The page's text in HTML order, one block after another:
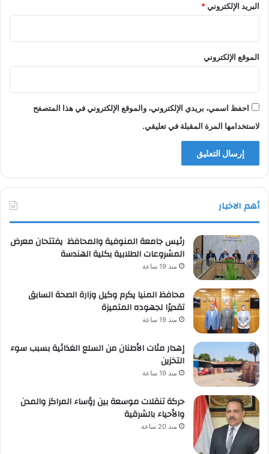
البريد الإلكتروني*
الموقع الإلكتروني
احفظ اسمي، بريدي الإلكتروني، والموقع الإلكتروني في هذا المتصفح
لاستخدامها المرة المقبلة في تعليقي.
أهم الاخبار
رئيس جامعة المنوفية والمحافظ يفتتحان معرض
المشروعات الطلابية بكلية الهندسة
منذ 19 ساعة
محافظ المنيا يكرم وكيل وزارة الصحة السابق
تقديرًا لجهوده المتميزة
منذ 19 ساعة
إهدار مئات الأطنان من السلع الغذائية بسبب سوء
التخزين
منذ 19 ساعة
حركة تنقلات موسعة بين رؤساء المراكز والمدن
والأحياء بالشرقية
منذ 20 ساعة